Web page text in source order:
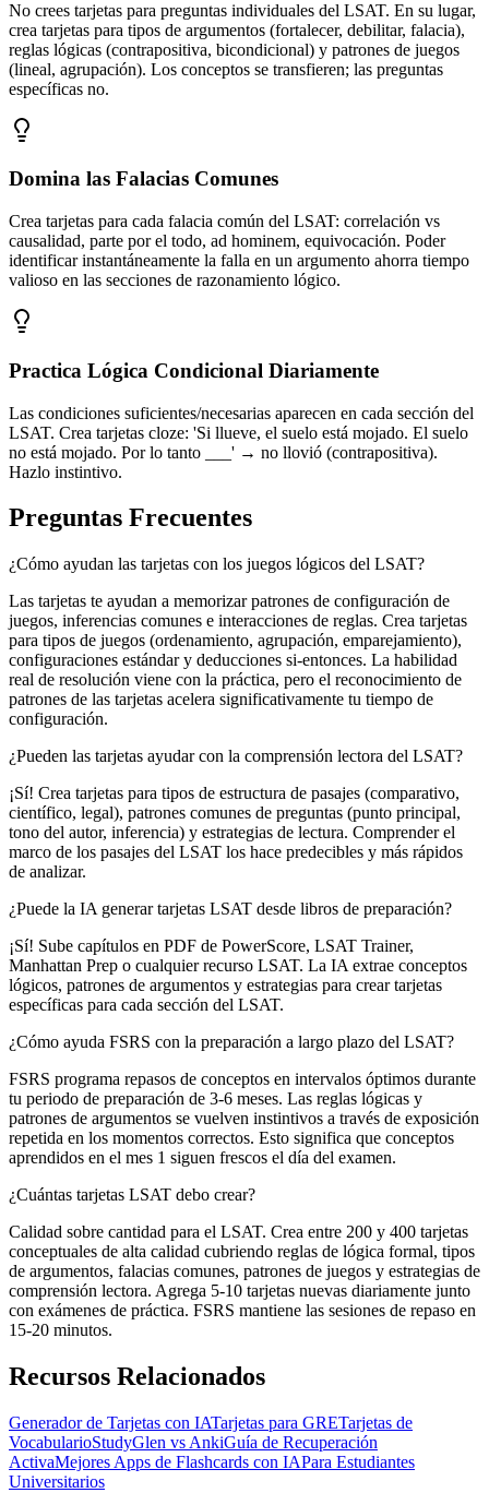
No crees tarjetas para preguntas individuales del LSAT. En su lugar,
crea tarjetas para tipos de argumentos (fortalecer, debilitar, falacia),
reglas lógicas (contrapositiva, bicondicional) y patrones de juegos
(lineal, agrupación). Los conceptos se transfieren; las preguntas
específicas no.
Domina las Falacias Comunes
Crea tarjetas para cada falacia común del LSAT: correlación vs
causalidad, parte por el todo, ad hominem, equivocación. Poder
identificar instantáneamente la falla en un argumento ahorra tiempo
valioso en las secciones de razonamiento lógico.
Practica Lógica Condicional Diariamente
Las condiciones suficientes/necesarias aparecen en cada sección del
LSAT. Crea tarjetas cloze: 'Si llueve, el suelo está mojado. El suelo
no está mojado. Por lo tanto ___' → no llovió (contrapositiva).
Hazlo instintivo.
Preguntas Frecuentes
¿Cómo ayudan las tarjetas con los juegos lógicos del LSAT?
Las tarjetas te ayudan a memorizar patrones de configuración de
juegos, inferencias comunes e interacciones de reglas. Crea tarjetas
para tipos de juegos (ordenamiento, agrupación, emparejamiento),
configuraciones estándar y deducciones si-entonces. La habilidad
real de resolución viene con la práctica, pero el reconocimiento de
patrones de las tarjetas acelera significativamente tu tiempo de
configuración.
¿Pueden las tarjetas ayudar con la comprensión lectora del LSAT?
¡Sí! Crea tarjetas para tipos de estructura de pasajes (comparativo,
científico, legal), patrones comunes de preguntas (punto principal,
tono del autor, inferencia) y estrategias de lectura. Comprender el
marco de los pasajes del LSAT los hace predecibles y más rápidos
de analizar.
¿Puede la IA generar tarjetas LSAT desde libros de preparación?
¡Sí! Sube capítulos en PDF de PowerScore, LSAT Trainer,
Manhattan Prep o cualquier recurso LSAT. La IA extrae conceptos
lógicos, patrones de argumentos y estrategias para crear tarjetas
específicas para cada sección del LSAT.
¿Cómo ayuda FSRS con la preparación a largo plazo del LSAT?
FSRS programa repasos de conceptos en intervalos óptimos durante
tu periodo de preparación de 3-6 meses. Las reglas lógicas y
patrones de argumentos se vuelven instintivos a través de exposición
repetida en los momentos correctos. Esto significa que conceptos
aprendidos en el mes 1 siguen frescos el día del examen.
¿Cuántas tarjetas LSAT debo crear?
Calidad sobre cantidad para el LSAT. Crea entre 200 y 400 tarjetas
conceptuales de alta calidad cubriendo reglas de lógica formal, tipos
de argumentos, falacias comunes, patrones de juegos y estrategias de
comprensión lectora. Agrega 5-10 tarjetas nuevas diariamente junto
con exámenes de práctica. FSRS mantiene las sesiones de repaso en
15-20 minutos.
Recursos Relacionados
Generador de Tarjetas con IATarjetas para GRETarjetas de
VocabularioStudyGlen vs AnkiGuía de Recuperación
ActivaMejores Apps de Flashcards con IAPara Estudiantes
Universitarios